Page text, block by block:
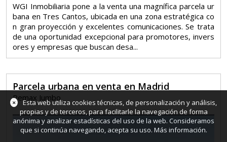
WGI Inmobiliaria pone a la venta una magnífica parcela ur
bana en Tres Cantos, ubicada en una zona estratégica co
n gran proyección y excelentes comunicaciones. Se trata
de una oportunidad excepcional para promotores, invers
ores y empresas que buscan desa...
Parcela urbana en venta en Madrid
Remax Jumbo
×
Esta web utiliza cookies técnicas, de personalización y análisis,
propias y de terceros, para facilitarle la navegación de forma
anónima y analizar estadísticas del uso de la web. Consideramos
que si continúa navegando, acepta su uso. Más información.